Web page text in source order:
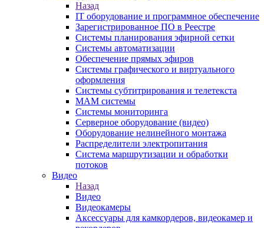
Назад
IT оборудование и программное обеспечение
Зарегистрированное ПО в Реестре
Системы планирования эфирной сетки
Системы автоматизации
Обеспечение прямых эфиров
Системы графического и виртуального
оформления
Системы субтитрирования и телетекста
MAM системы
Системы мониторинга
Серверное оборудование (видео)
Оборудование нелинейного монтажа
Распределители электропитания
Система маршрутизации и обработки
потоков
Видео
Назад
Видео
Видеокамеры
Аксессуары для камкордеров, видеокамер и